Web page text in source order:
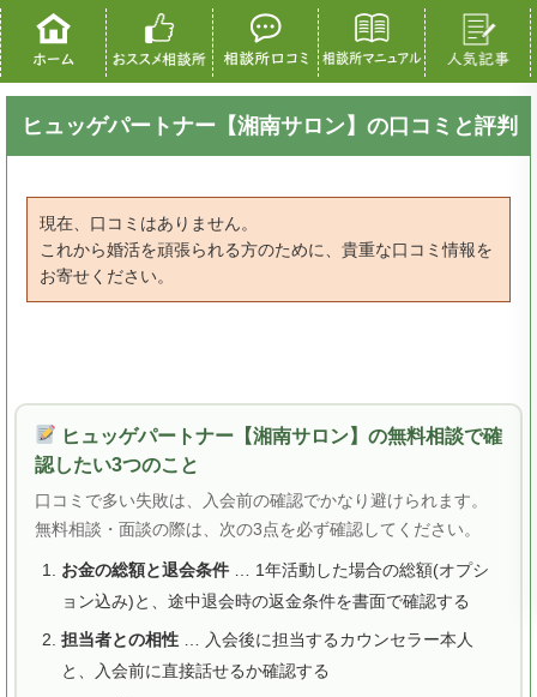
ヒュッゲパートナー【湘南サロン】の口コミと評判
現在、口コミはありません。
これから婚活を頑張られる方のために、貴重な口コミ情報を
お寄せください。
ヒュッゲパートナー【湘南サロン】の無料相談で確
認したい3つのこと
口コミで多い失敗は、入会前の確認でかなり避けられます。
無料相談・面談の際は、次の3点を必ず確認してください。
お金の総額と退会条件… 1年活動した場合の総額(オプシ
ョン込み)と、途中退会時の返金条件を書面で確認する
担当者との相性… 入会後に担当するカウンセラー本人
と、入会前に直接話せるか確認する